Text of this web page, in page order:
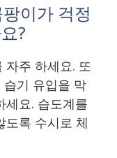
이가 걱정
?
자주 하세요. 또
기 유입을 막
세요. 습도계를
도록 수시로 체